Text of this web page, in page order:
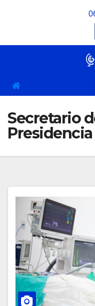
Secretario
Presidencia